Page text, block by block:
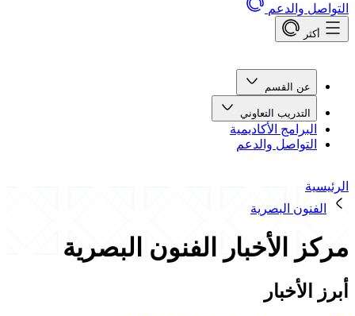
التواصل والدعم
أكثر
عن القسم
التدريب التعاوني
البرامج الأكاديمية
التواصل والدعم
الرئيسية
الفنون البصرية
مركز الأخبار الفنون البصرية
أبرز الأخبار